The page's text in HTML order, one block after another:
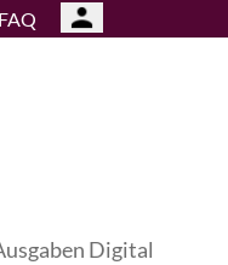
FAQ
Digital